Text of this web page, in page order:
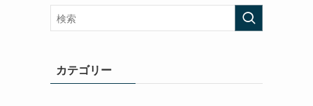
カテゴリー